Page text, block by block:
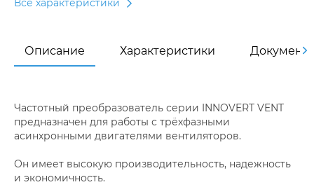
Все характеристики
Описание Характеристики
Частотный преобразователь серии INNOVERT VENT
предназначен для работы с трёхфазными
асинхронными двигателями вентиляторов.
Он имеет высокую производительность, надежность
и экономичность.